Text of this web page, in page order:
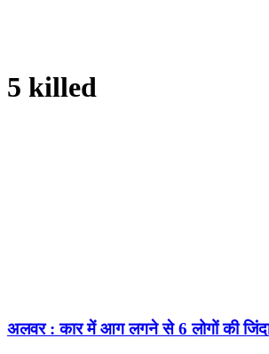
5 killed
अलवर : कार में आग लगने से 6 लोगों की